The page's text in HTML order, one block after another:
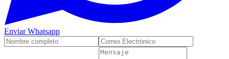
Enviar Whatsapp